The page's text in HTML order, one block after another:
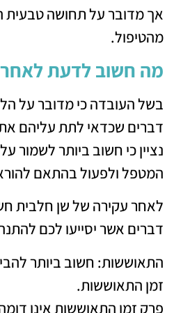
אך מדובר על תחושה
מהטיפול.
מה חשוב לדעת
בשל העובדה כי מדובר על
דברים שכדאי לתת עליהם
נציין כי חשוב ביותר לשמור
המטפל ולפעול בהתאם
לאחר עקירה של שן חלבית
דברים אשר יסייעו לכם
התאוששות: חשוב ביותר
זמן התאוששות.
פרק זמן התאוששות אינו